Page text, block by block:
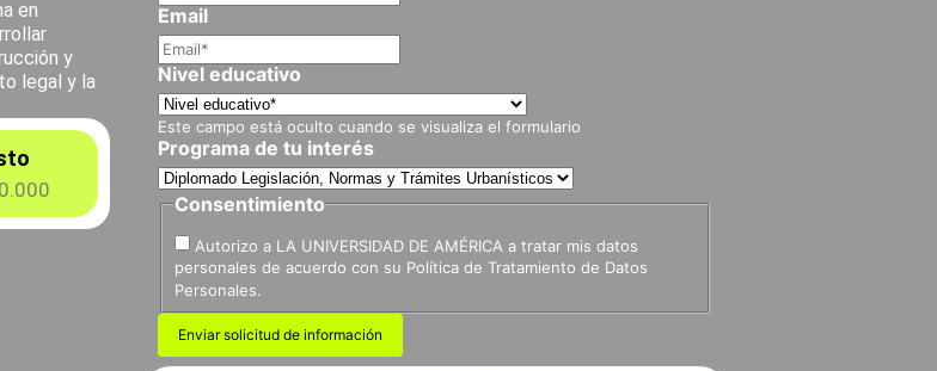
en
y
legal y la
Email
Nivel educativo
Este campo está oculto cuando se visualiza el formulario
Programa de tu interés
Consentimiento
Autorizo a LA UNIVERSIDAD DE AMÉRICA a tratar mis datos
personales de acuerdo con su Política de Tratamiento de Datos
Personales.